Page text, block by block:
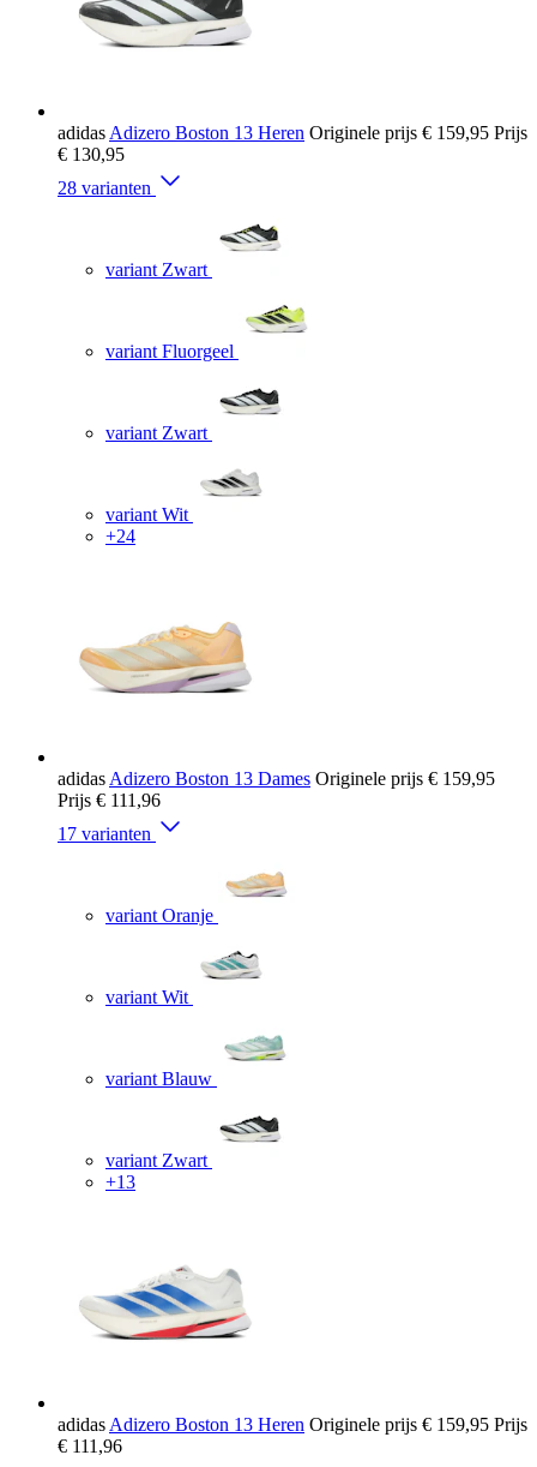
adidas Adizero Boston 13 Heren Originele prijs € 159,95 Prijs
€ 130,95
28 varianten
variant Zwart
variant Fluorgeel
variant Zwart
variant Wit
+24
adidas Adizero Boston 13 Dames Originele prijs € 159,95
Prijs € 111,96
17 varianten
variant Oranje
variant Wit
variant Blauw
variant Zwart
+13
adidas Adizero Boston 13 Heren Originele prijs € 159,95 Prijs
€ 111,96